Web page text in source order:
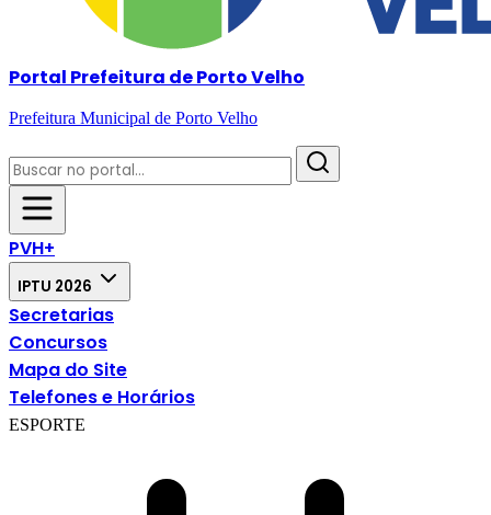
Portal Prefeitura de Porto Velho
Prefeitura Municipal de Porto Velho
PVH+
IPTU 2026
Secretarias
Concursos
Mapa do Site
Telefones e Horários
ESPORTE